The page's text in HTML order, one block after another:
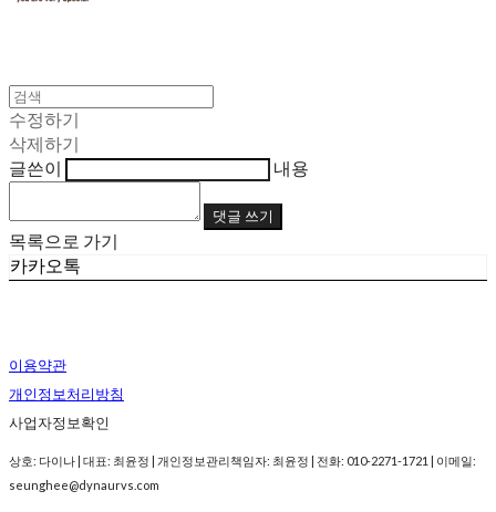
수정하기
삭제하기
글쓴이
내용
댓글 쓰기
목록으로 가기
카카오톡
이용약관
개인정보처리방침
사업자정보확인
상호: 다이나 | 대표: 최윤정 | 개인정보관리책임자: 최윤정 | 전화: 010-2271-1721 | 이메일:
seunghee@dynaurvs.com